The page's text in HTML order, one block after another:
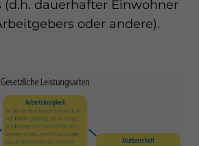
dauerhafter Einwohner
oder andere).